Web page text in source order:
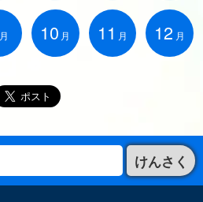
月 10 月 11 月 12 月
けんさく